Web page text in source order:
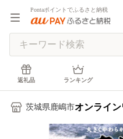
Pontaポイントでふるさと納税
返礼品 ランキング
茨城県鹿嶋市オンライ